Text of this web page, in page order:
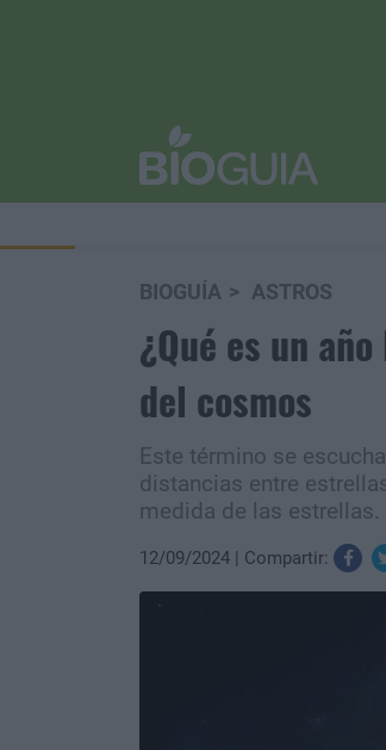
BIOGUÍA ASTROS
¿Qué es un
del cosmos
Este término se
distancias entre
medida de las estrellas.
12/09/2024 Compartir: